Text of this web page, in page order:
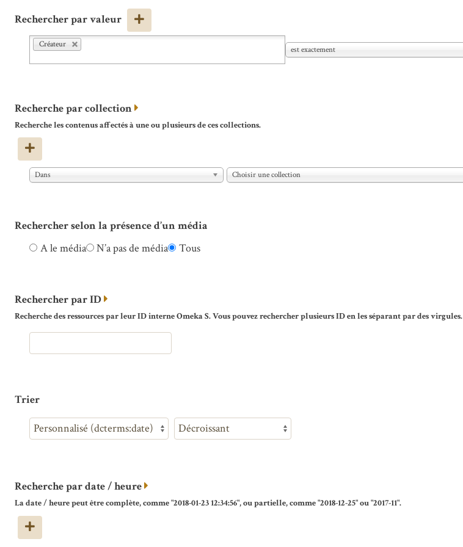
Rechercher par valeur
Créateur
est exactement
Recherche par collection
Recherche les contenus affectés à une ou plusieurs de ces collections.
Dans Choisir une collection
Rechercher selon la présence d’un média
A le média
N’a pas de média Tous
Rechercher par ID
Recherche des ressources par leur ID interne Omeka S. Vous pouvez rechercher plusieurs ID en les séparant par des virgules.
Trier
Recherche par date / heure
La date / heure peut être complète, comme "2018-01-23 12:34:56", ou partielle, comme "2018-12-25" ou "2017-11".